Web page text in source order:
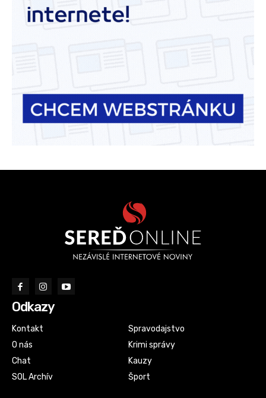
Odkazy
Kontakt
O nás
Chat
SOL Archív
Spravodajstvo
Krimi správy
Kauzy
Šport